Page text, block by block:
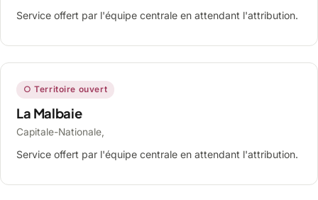
Service offert par l'équipe centrale en attendant l'attribution.
○ Territoire ouvert
La Malbaie
Capitale-Nationale,
Service offert par l'équipe centrale en attendant l'attribution.